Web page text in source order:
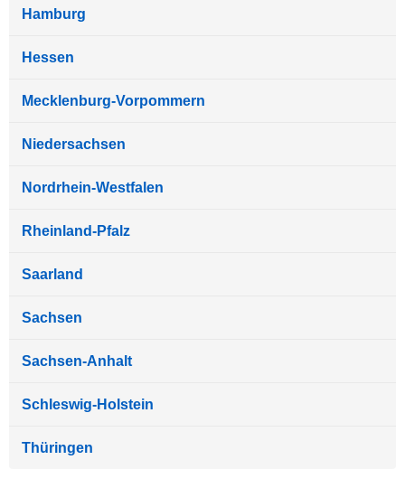
Hamburg
Hessen
Mecklenburg-Vorpommern
Niedersachsen
Nordrhein-Westfalen
Rheinland-Pfalz
Saarland
Sachsen
Sachsen-Anhalt
Schleswig-Holstein
Thüringen